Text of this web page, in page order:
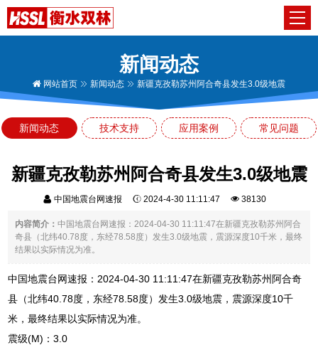
新闻动态
网站首页 新闻动态 新疆克孜勒苏州阿合奇县发生3.0级地震
新闻动态 技术支持 应用案例 常见问题
新疆克孜勒苏州阿合奇县发生3.0级地震
中国地震台网速报 2024-4-30 11:11:47 38130
内容简介：中国地震台网速报：2024-04-30 11:11:47在新疆克孜勒苏州阿合
奇县（北纬40.78度，东经78.58度）发生3.0级地震，震源深度10千米，最终
结果以实际情况为准。
中国地震台网速报：2024-04-30 11:11:47在新疆克孜勒苏州阿合奇
县（北纬40.78度，东经78.58度）发生3.0级地震，震源深度10千
米，最终结果以实际情况为准。
震级(M)：3.0